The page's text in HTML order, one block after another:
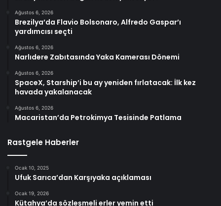
Ağustos 6, 2026
Brezilya’da Flavio Bolsonaro, Alfredo Gaspar’ı
yardımcısı seçti
Ağustos 6, 2026
Narlıdere Zabıtasında Yaka Kamerası Dönemi
Ağustos 6, 2026
SpaceX, Starship’i bu ay yeniden fırlatacak: İlk kez
havada yakalanacak
Ağustos 6, 2026
Macaristan’da Petrokimya Tesisinde Patlama
Rastgele Haberler
Ocak 10, 2025
Ufuk Sarıca’dan Karşıyaka açıklaması
Ocak 19, 2026
Kütahya’da sözleşmeli erler yemin etti